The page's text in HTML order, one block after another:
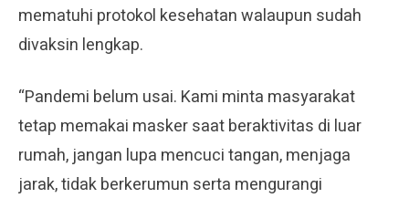
mematuhi protokol kesehatan walaupun sudah
divaksin lengkap.
“Pandemi belum usai. Kami minta masyarakat
tetap memakai masker saat beraktivitas di luar
rumah, jangan lupa mencuci tangan, menjaga
jarak, tidak berkerumun serta mengurangi